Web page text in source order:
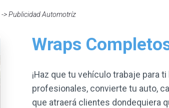
-> Publicidad Automotríz
Wraps
¡Haz que tu vehículo trabaje para
profesionales, convierte tu auto,
que atraerá clientes dondequiera